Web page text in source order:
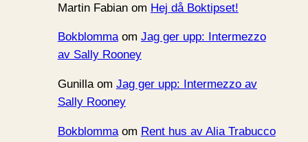
Martin Fabianom Hej då Boktipset!
Bokblommaom Jag ger upp: Intermezzo
av Sally Rooney
Gunillaom Jag ger upp: Intermezzo av
Sally Rooney
Bokblommaom Rent hus av Alia Trabucco